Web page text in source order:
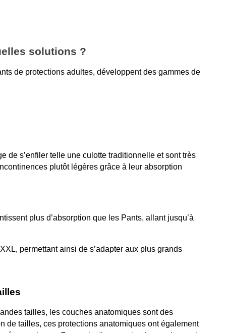
MALADIE DE PARKINSON :
GÉRER
URINAIRE ?
fréquent chez les
Lire la suite
FUITE URINAIRE
FEMME : TOUT CE
SAVOIR
fuites urinaires, sachez
Lire la suite
solutions ?
de protections adultes, développent des gammes de
de s’enfiler telle une culotte traditionnelle et sont très
plutôt légères grâce à leur absorption
plus d’absorption que les Pants, allant jusqu’à
permettant ainsi de s’adapter aux plus grands
tailles, les couches anatomiques sont des
de tailles, ces protections anatomiques ont également